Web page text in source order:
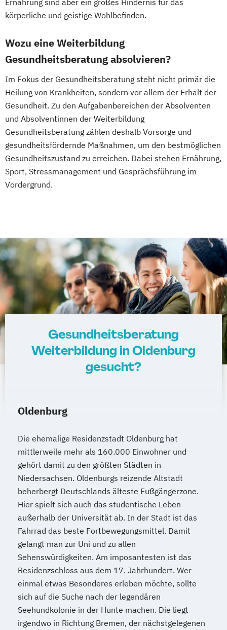
amtsärztliche Überprüfung
Krankheitsbilder im Gesundheitssport
Life Coach
Spiroergometrie im Gesundheitssport
Sportmentaltrainer Sporttherapeut
Stress- und Burnout-Coach
Wellness- und Spa-Management
Sportmedizin Tierernährungsberater/in
Traumafachberater/-in
körperliche und geistige Wohlbefinden.
Wozu eine Weiterbildung
Gesundheitsberatung absolvieren?
Im Fokus der Gesundheitsberatung steht nicht primär die
Heilung von Krankheiten, sondern vor allem der Erhalt der
Gesundheit. Zu den Aufgabenbereichen der Absolventen
und Absolventinnen der Weiterbildung
Gesundheitsberatung zählen deshalb Vorsorge und
gesundheitsfördernde Maßnahmen, um den bestmöglichen
Gesundheitszustand zu erreichen. Dabei stehen Ernährung,
Sport, Stressmanagement und Gesprächsführung im
Vordergrund.
Gesundheitsberatung
Weiterbildung in Oldenburg
gesucht?
Oldenburg
Die ehemalige Residenzstadt Oldenburg hat
mittlerweile mehr als 160.000 Einwohner und
gehört damit zu den größten Städten in
Niedersachsen. Oldenburgs reizende Altstadt
beherbergt Deutschlands älteste Fußgängerzone.
Hier spielt sich auch das studentische Leben
außerhalb der Universität ab. In der Stadt ist das
Fahrrad das beste Fortbewegungsmittel. Damit
gelangt man zur Uni und zu allen
Sehenswürdigkeiten. Am imposantesten ist das
Residenzschloss aus dem 17. Jahrhundert. Wer
einmal etwas Besonderes erleben möchte, sollte
sich auf die Suche nach der legendären
Seehundkolonie in der Hunte machen. Die liegt
irgendwo in Richtung Bremen, der nächstgelegenen